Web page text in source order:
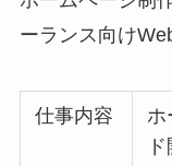
ーランス向け
仕事内容
ホ